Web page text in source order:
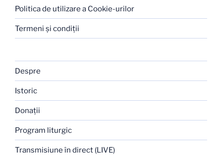
Politica de utilizare a Cookie-urilor
Termeni şi condiţii
Despre
Istoric
Donaţii
Program liturgic
Transmisiune în direct (LIVE)